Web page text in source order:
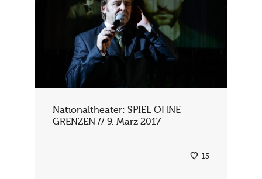
Nationaltheater: SPIEL OHNE
GRENZEN // 9. März 2017
15